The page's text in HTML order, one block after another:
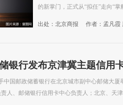
的新掌门，正式从“拟任”走向“掌
出处：北京商报 作者：孟凡霞
银行发布京津冀主题信用
中国邮政储蓄银行在北京城市副中心邮储大
人、邮储银行信用卡中心负责人；北京、天